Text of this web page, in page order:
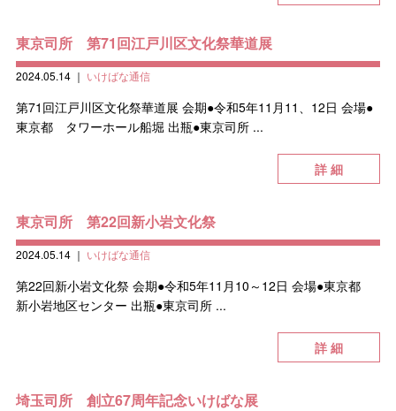
東京司所 第71回江戸川区文化祭華道展
2024.05.14｜ いけばな通信
第71回江戸川区文化祭華道展 会期●令和5年11月11、12日 会場●
東京都 タワーホール船堀 出瓶●東京司所 ...
詳 細
東京司所 第22回新小岩文化祭
2024.05.14｜ いけばな通信
第22回新小岩文化祭 会期●令和5年11月10～12日 会場●東京都
新小岩地区センター 出瓶●東京司所 ...
詳 細
埼玉司所 創立67周年記念いけばな展